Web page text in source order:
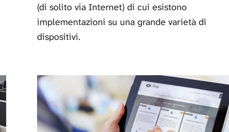
(di solito via Internet) di cui esistono
implementazioni su una grande varietà di
dispositivi.